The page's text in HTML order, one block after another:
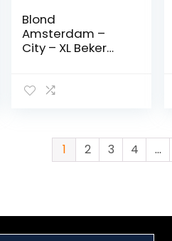
Blond
Amsterdam –
City – XL Beker
1 2 3 4 …